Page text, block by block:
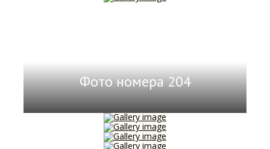
Фото номера 204